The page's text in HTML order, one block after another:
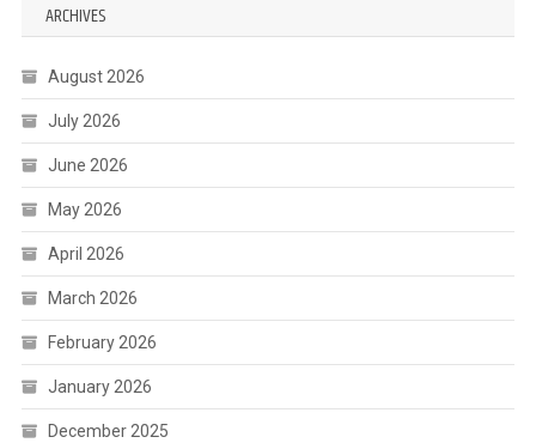
ARCHIVES
August 2026
July 2026
June 2026
May 2026
April 2026
March 2026
February 2026
January 2026
December 2025